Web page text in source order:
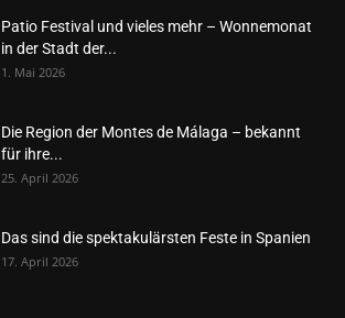
Patio Festival und vieles mehr – Wonnemonat
in der Stadt der...
1. Mai 2026
Die Region der Montes de Málaga – bekannt
für ihre...
25. April 2026
Das sind die spektakulärsten Feste in Spanien
17. April 2026